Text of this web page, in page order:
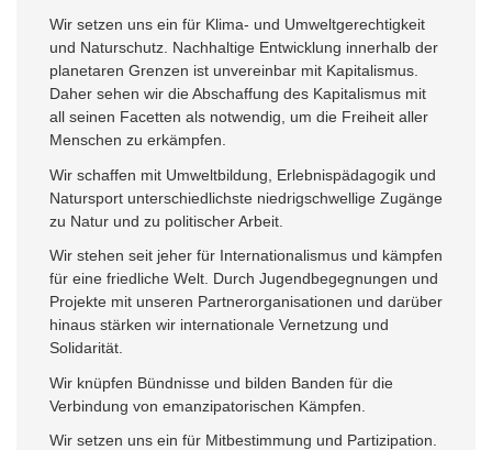
Wir setzen uns ein für Klima- und Umweltgerechtigkeit
und Naturschutz. Nachhaltige Entwicklung innerhalb der
planetaren Grenzen ist unvereinbar mit Kapitalismus.
Daher sehen wir die Abschaffung des Kapitalismus mit
all seinen Facetten als notwendig, um die Freiheit aller
Menschen zu erkämpfen.
Wir schaffen mit Umweltbildung, Erlebnispädagogik und
Natursport unterschiedlichste niedrigschwellige Zugänge
zu Natur und zu politischer Arbeit.
Wir stehen seit jeher für Internationalismus und kämpfen
für eine friedliche Welt. Durch Jugendbegegnungen und
Projekte mit unseren Partnerorganisationen und darüber
hinaus stärken wir internationale Vernetzung und
Solidarität.
Wir knüpfen Bündnisse und bilden Banden für die
Verbindung von emanzipatorischen Kämpfen.
Wir setzen uns ein für Mitbestimmung und Partizipation.